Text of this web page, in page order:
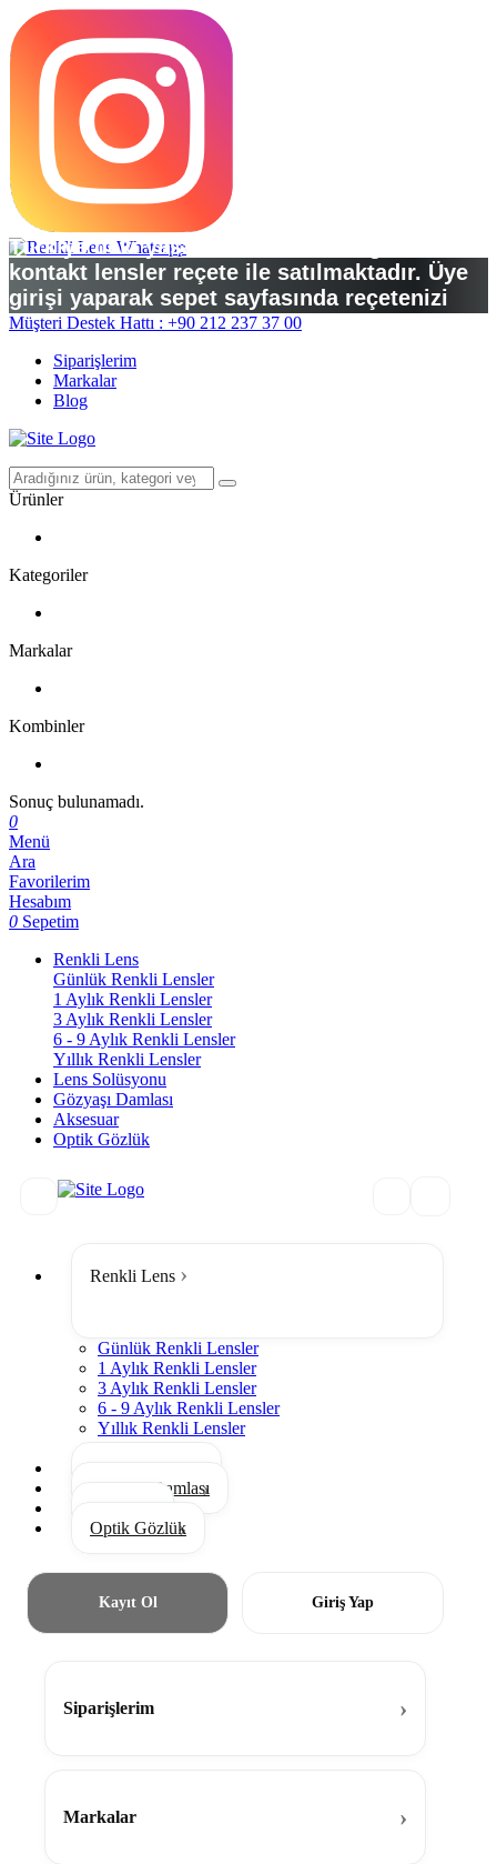
Türkiye’deki yasal düzenlemelere göre
kontakt lensler reçete ile satılmaktadır. Üye
girişi yaparak sepet sayfasında reçetenizi
yükleyebilirsiniz.
Müşteri Destek Hattı : +90 212 237 37 00
Siparişlerim
Markalar
Blog
Ürünler
Kategoriler
Markalar
Kombinler
Sonuç bulunamadı.
0
Menü
Ara
Favorilerim
Hesabım
0 Sepetim
Renkli Lens
Günlük Renkli Lensler
1 Aylık Renkli Lensler
3 Aylık Renkli Lensler
6 - 9 Aylık Renkli Lensler
Yıllık Renkli Lensler
Lens Solüsyonu
Gözyaşı Damlası
Aksesuar
Optik Gözlük
Renkli Lens
Günlük Renkli Lensler
1 Aylık Renkli Lensler
3 Aylık Renkli Lensler
6 - 9 Aylık Renkli Lensler
Yıllık Renkli Lensler
Gözyaşı Damlası
Optik Gözlük
Kayıt Ol Giriş Yap
Siparişlerim
Markalar